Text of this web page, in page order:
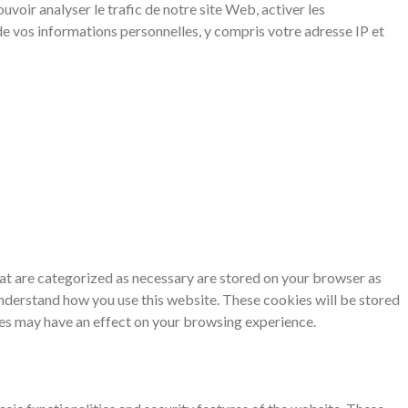
analyser le trafic de notre site Web, activer les
vos informations personnelles, y compris votre adresse IP et
categorized as necessary are stored on your browser as
how you use this website. These cookies will be stored
may have an effect on your browsing experience.